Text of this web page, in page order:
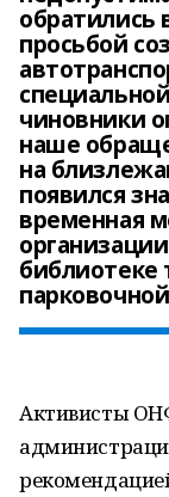
обратились
просьбой
чиновники
наше
на
появился
временная
библиотеке
Активисты